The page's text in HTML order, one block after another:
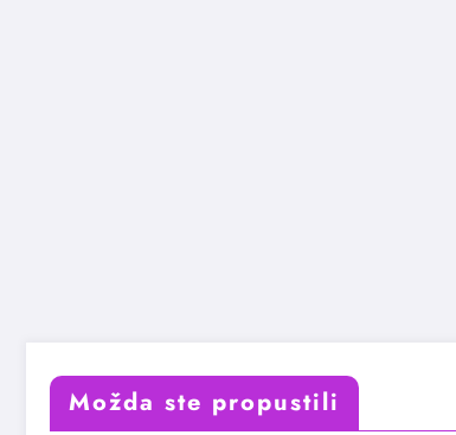
Možda ste propustili